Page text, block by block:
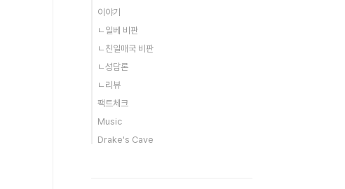
이야기
ㄴ일베 비판
ㄴ친일매국 비판
ㄴ성담론
ㄴ리뷰
팩트체크
Music
Drake's Cave